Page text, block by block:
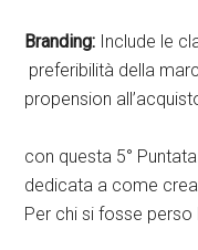
Branding: Include le
preferibilità della
propension
con questa 5°
dedicata a come
Per chi si fosse